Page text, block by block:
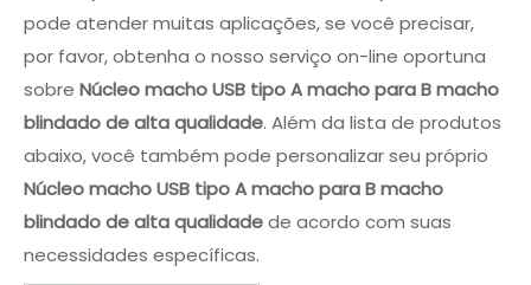
pode atender muitas aplicações, se você precisar,
por favor, obtenha o nosso serviço on-line oportuna
sobre Núcleo macho USB tipo A macho para B macho
blindado de alta qualidade. Além da lista de produtos
abaixo, você também pode personalizar seu próprio
Núcleo macho USB tipo A macho para B macho
blindado de alta qualidadede acordo com suas
necessidades específicas.